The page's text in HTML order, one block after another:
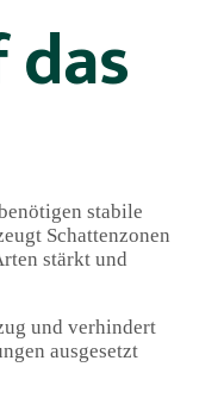
stabile
Schattenzonen
stärkt und
und verhindert
ausgesetzt